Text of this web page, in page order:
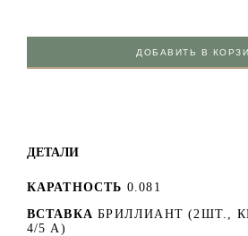
ДОБАВИТЬ В
ДЕТАЛИ
КАРАТНОСТЬ 0.081
ВСТАВКА БРИЛЛИАНТ (2ШТ.,
4/5 А)